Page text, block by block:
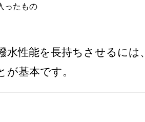
ったもの
性能を長持ちさせるには、
基本です。